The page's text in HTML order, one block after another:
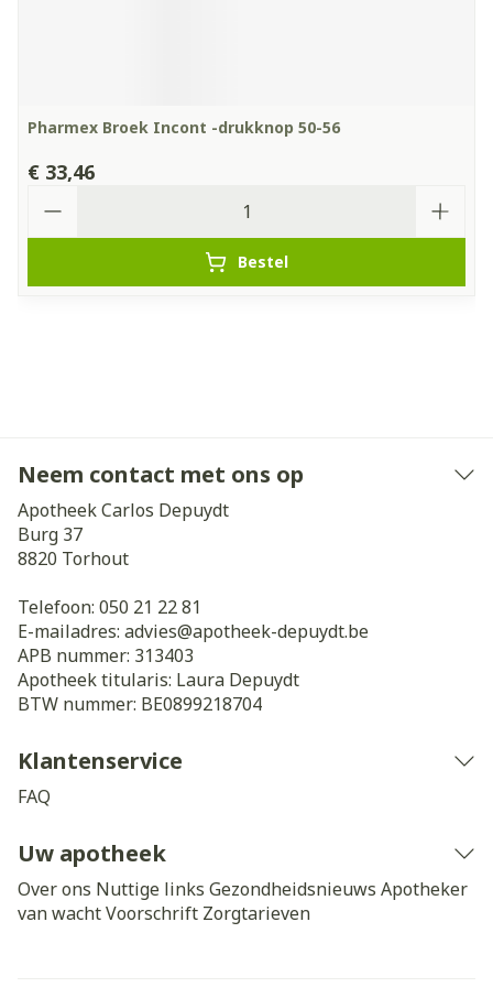
Pharmex Broek Incont -drukknop 50-56
€ 33,46
Bestel
Neem contact met ons op
Apotheek Carlos Depuydt
Burg 37
8820 Torhout
Telefoon: 050 21 22 81
E-mailadres: advies@apotheek-depuydt.be
APB nummer: 313403
Apotheek titularis: Laura Depuydt
BTW nummer: BE0899218704
Klantenservice
FAQ
Uw apotheek
Over ons Nuttige links Gezondheidsnieuws Apotheker
van wachtVoorschrift Zorgtarieven